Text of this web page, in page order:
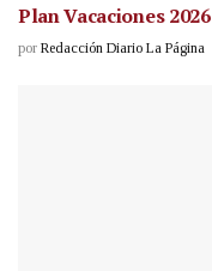
Plan Vacaciones
por Redacción Diario La Página